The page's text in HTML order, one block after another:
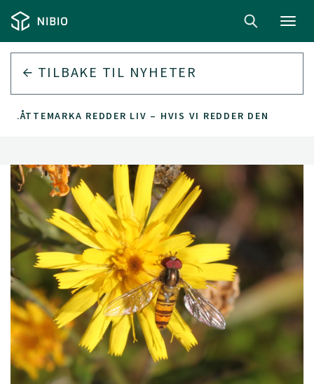
TILBAKE TIL NYHETER
SLÅTTEMARKA REDDER LIV – HVIS VI REDDER DEN